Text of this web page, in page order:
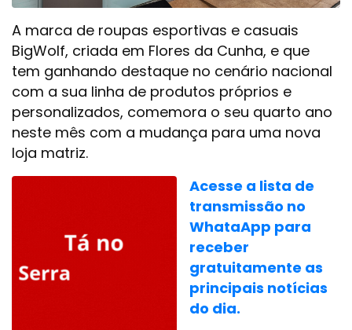
A marca de roupas esportivas e casuais
BigWolf, criada em Flores da Cunha, e que
tem ganhando destaque no cenário nacional
com a sua linha de produtos próprios e
personalizados, comemora o seu quarto ano
neste mês com a mudança para uma nova
loja matriz.
Acesse a lista de
transmissão no
WhataApp para
receber
gratuitamente as
principais notícias
do dia.